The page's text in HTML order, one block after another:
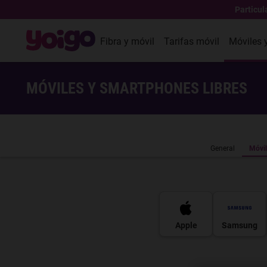
Fibra y móvil Tarifas móvil Móviles
MÓVILES Y SMARTPHONES LIBRES
General
Apple Samsung